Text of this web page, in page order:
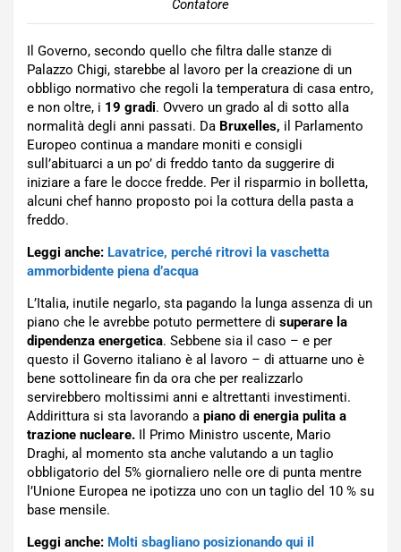
Contatore
Il Governo, secondo quello che filtra dalle stanze di
Palazzo Chigi, starebbe al lavoro per la creazione di un
obbligo normativo che regoli la temperatura di casa entro,
e non oltre, i 19 gradi. Ovvero un grado al di sotto alla
normalità degli anni passati. Da Bruxelles, il Parlamento
Europeo continua a mandare moniti e consigli
sull’abituarci a un po’ di freddo tanto da suggerire di
iniziare a fare le docce fredde. Per il risparmio in bolletta,
alcuni chef hanno proposto poi la cottura della pasta a
freddo.
Leggi anche: Lavatrice, perché ritrovi la vaschetta
ammorbidente piena d’acqua
L’Italia, inutile negarlo, sta pagando la lunga assenza di un
piano che le avrebbe potuto permettere di superare la
dipendenza energetica. Sebbene sia il caso – e per
questo il Governo italiano è al lavoro – di attuarne uno è
bene sottolineare fin da ora che per realizzarlo
servirebbero moltissimi anni e altrettanti investimenti.
Addirittura si sta lavorando a piano di energia pulita a
trazione nucleare. Il Primo Ministro uscente, Mario
Draghi, al momento sta anche valutando a un taglio
obbligatorio del 5% giornaliero nelle ore di punta mentre
l’Unione Europea ne ipotizza uno con un taglio del 10 % su
base mensile.
Leggi anche: Molti sbagliano posizionando qui il